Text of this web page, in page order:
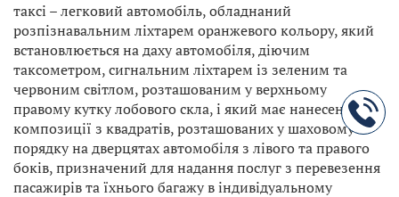
таксі – легковий автомобіль, обладнаний
розпізнавальним ліхтарем оранжевого кольору, який
встановлюється на даху автомобіля, діючим
таксометром, сигнальним ліхтарем із зеленим та
червоним світлом, розташованим у верхньому
правому кутку лобового скла, і який має нанесені
композиції з квадратів, розташованих у шаховому
порядку на дверцятах автомобіля з лівого та правого
боків, призначений для надання послуг з перевезення
пасажирів та їхнього багажу в індивідуальному